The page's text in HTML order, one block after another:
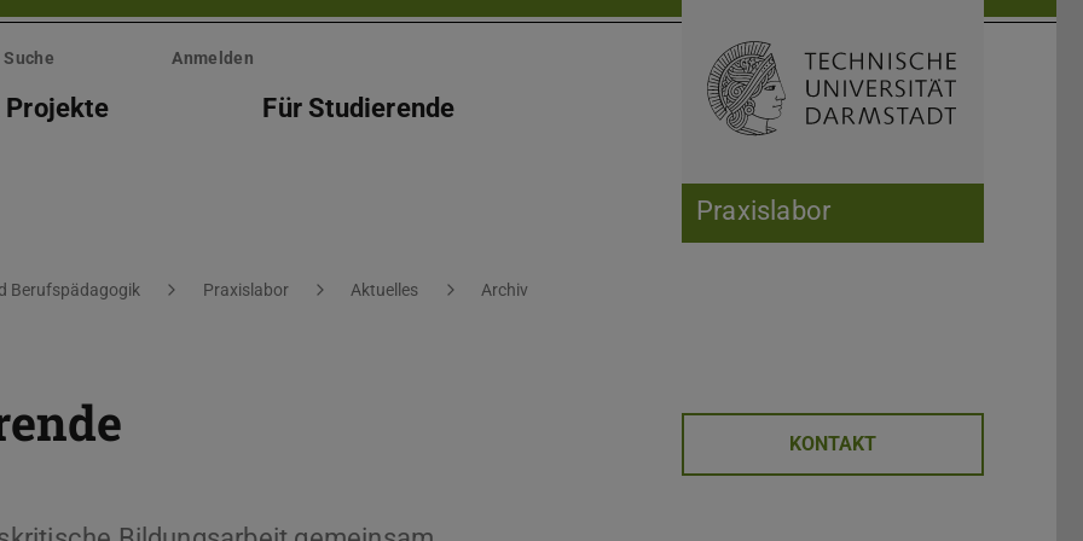
Praxislabor
Suche Anmelden
Projekte Für Studierende Suche öffnen
Berufspädagogik Praxislabor Aktuelles Archiv
KONTAKT